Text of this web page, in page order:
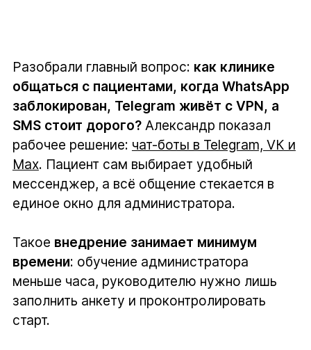
Разобрали главный вопрос: как клинике
общаться с пациентами, когда WhatsApp
заблокирован, Telegram живёт с VPN, а
SMS стоит дорого?Александр показал
рабочее решение: чат-боты в Telegram, VК и
Max. Пациент сам выбирает удобный
мессенджер, а всё общение стекается в
единое окно для администратора.
Такое внедрение занимает минимум
времени: обучение администратора
меньше часа, руководителю нужно лишь
заполнить анкету и проконтролировать
старт.